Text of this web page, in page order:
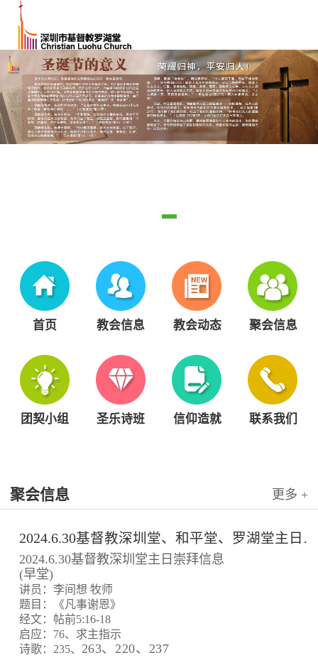
首页 教会信息 教会动态 聚会信息
团契小组 圣乐诗班 信仰造就 联系我们
聚会信息 更多 +
2024.6.30基督教深圳堂、和平堂、罗湖堂主日崇拜信息
2024.6.30基督教深圳堂主日崇拜信息
(早堂)
讲员：李间想 牧师
题目：《凡事谢恩》
经文：帖前5:16-18
启应：76、求主指示
诗歌：235、 263、220、237